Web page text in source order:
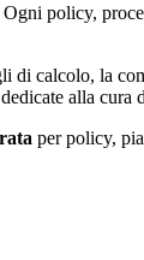
policy,
calcolo, la
alla cura
per policy,